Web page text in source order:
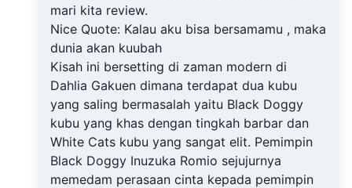
mari kita review.
Nice Quote: Kalau aku bisa bersamamu , maka
dunia akan kuubah
Kisah ini bersetting di zaman modern di
Dahlia Gakuen dimana terdapat dua kubu
yang saling bermasalah yaitu Black Doggy
kubu yang khas dengan tingkah barbar dan
White Cats kubu yang sangat elit. Pemimpin
Black Doggy Inuzuka Romio sejujurnya
memedam perasaan cinta kepada pemimpin